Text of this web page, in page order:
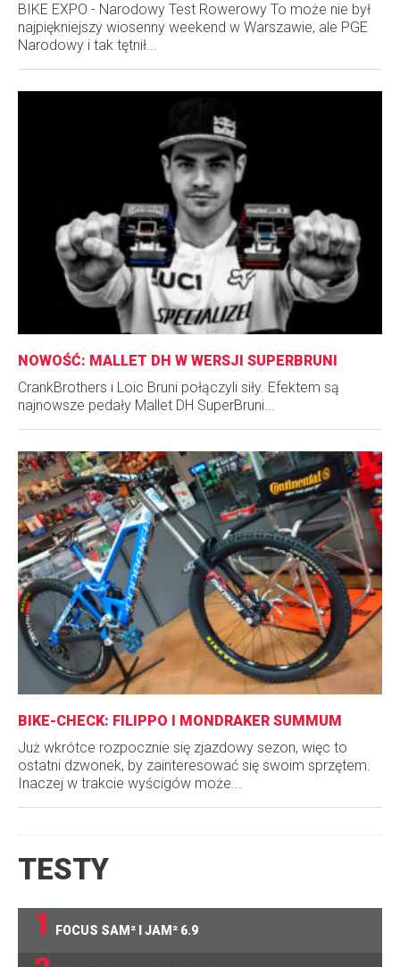
BIKE EXPO - Narodowy Test Rowerowy To może nie był
najpiękniejszy wiosenny weekend w Warszawie, ale PGE
Narodowy i tak tętnił...
NOWOŚĆ: MALLET DH W WERSJI SUPERBRUNI
CrankBrothers i Loic Bruni połączyli siły. Efektem są
najnowsze pedały Mallet DH SuperBruni...
BIKE-CHECK: FILIPPO I MONDRAKER SUMMUM
Już wkrótce rozpocznie się zjazdowy sezon, więc to
ostatni dzwonek, by zainteresować się swoim sprzętem.
Inaczej w trakcie wyścigów może...
TESTY
1
FOCUS SAM² I JAM² 6.9